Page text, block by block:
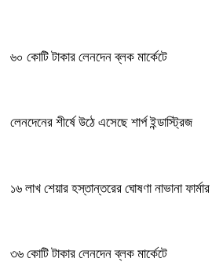
৬০ কোটি টাকার লেনদেন ব্লক মার্কেটে
লেনদেনের শীর্ষে উঠে এসেছে শার্প ইন্ডাস্ট্রিজ
১৬ লাখ শেয়ার হস্তান্তরের ঘোষণা নাভানা
৩৬ কোটি টাকার লেনদেন ব্লক মার্কেটে